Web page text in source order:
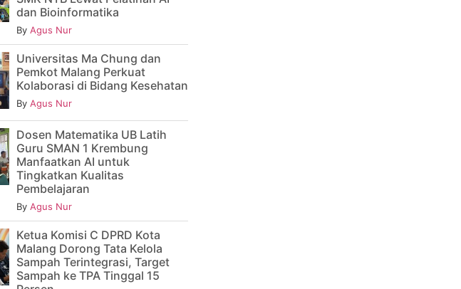
dan Bioinformatika
By Agus Nur
Universitas Ma Chung dan
Pemkot Malang Perkuat
Kolaborasi di Bidang Kesehatan
By Agus Nur
Dosen Matematika UB Latih
Guru SMAN 1 Krembung
Manfaatkan AI untuk
Tingkatkan Kualitas
Pembelajaran
By Agus Nur
Ketua Komisi C DPRD Kota
Malang Dorong Tata Kelola
Sampah Terintegrasi, Target
Sampah ke TPA Tinggal 15